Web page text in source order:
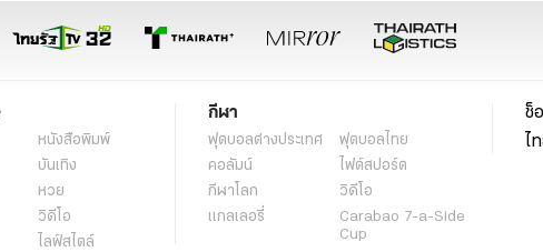
หนังสือพิมพ์
บันเทิง
หวย
วิดีโอ
ไลฟ์สไตล์
กีฬา
ฟุตบอลต่่างประเทศ
ฟุตบอลไทย
คอลัมน์
ไฟต์สปอร์ต
กีฬาโลก
วิดีโอ
แกลเลอรี่
Carabao 7-a-Side
Cup
ช็
ไ